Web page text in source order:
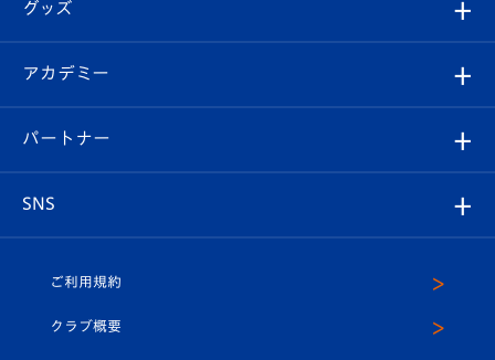
チケット
イベント
メディア
ホームタウン
スタッフプロフィール
マスコット紹介
Revive Team
ヴィヴィくんの長崎おもてなしガイド
フォトギャラリー
スタジアムグルメ
V-LOVERS（ファンクラブ）
プレイヤーズスイート
グッズ
オンラインショップ
店舗情報
アカデミー
育成からのお知らせ
U-18
パートナー
SNS
ヴィヴィくんインスタグラム
ご利用規約
クラブ概要